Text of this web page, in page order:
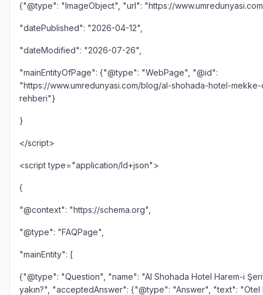
{"@type": "ImageObject", "url": "https://
"datePublished": "2026-04-12",
"dateModified": "2026-07-26",
"mainEntityOfPage": {"@type": "WebPage", "@id":
"https://www.umredunyasi.com/blog/al-shohada-hotel-
rehberi"}
}
</script>
<script type="application/ld+json">
{
"@context": "https://schema.org",
"@type": "FAQPage",
"mainEntity": [
{"@type": "Question", "name": "Al Shohada Hotel Harem-i
yakın?", "acceptedAnswer": {"@type": "Answer", "text": "Otel